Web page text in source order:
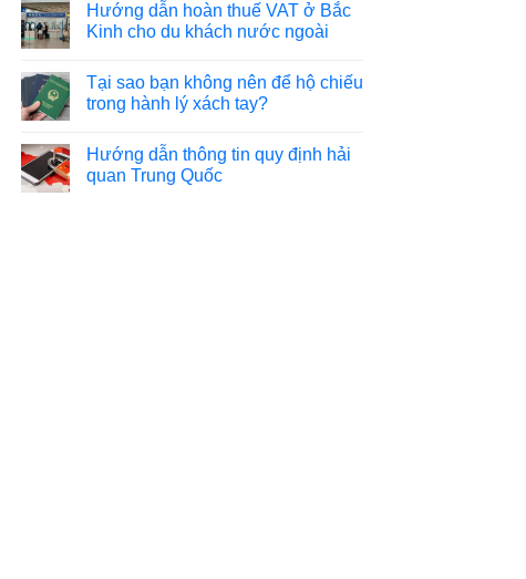
Hướng dẫn hoàn thuế VAT ở Bắc
Kinh cho du khách nước ngoài
Tại sao bạn không nên để hộ chiếu
trong hành lý xách tay?
Hướng dẫn thông tin quy định hải
quan Trung Quốc